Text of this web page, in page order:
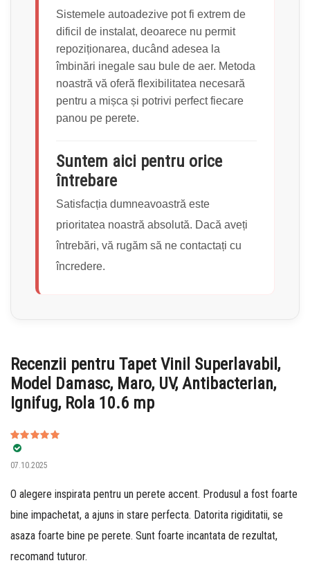
Sistemele autoadezive pot fi extrem de
dificil de instalat, deoarece nu permit
repoziționarea, ducând adesea la
îmbinări inegale sau bule de aer. Metoda
noastră vă oferă flexibilitatea necesară
pentru a mișca și potrivi perfect fiecare
panou pe perete.
Suntem aici pentru orice
întrebare
Satisfacția dumneavoastră este
prioritatea noastră absolută. Dacă aveți
întrebări, vă rugăm să ne contactați cu
încredere.
Recenzii pentru Tapet Vinil Superlavabil,
Model Damasc, Maro, UV, Antibacterian,
Ignifug, Rola 10.6 mp
Evaluat la
din 5
07.10.2025
O alegere inspirata pentru un perete accent. Produsul a fost foarte
bine impachetat, a ajuns in stare perfecta. Datorita rigiditatii, se
asaza foarte bine pe perete. Sunt foarte incantata de rezultat,
recomand tuturor.